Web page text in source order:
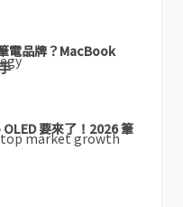
電品牌？MacBook
要來了！2026 筆